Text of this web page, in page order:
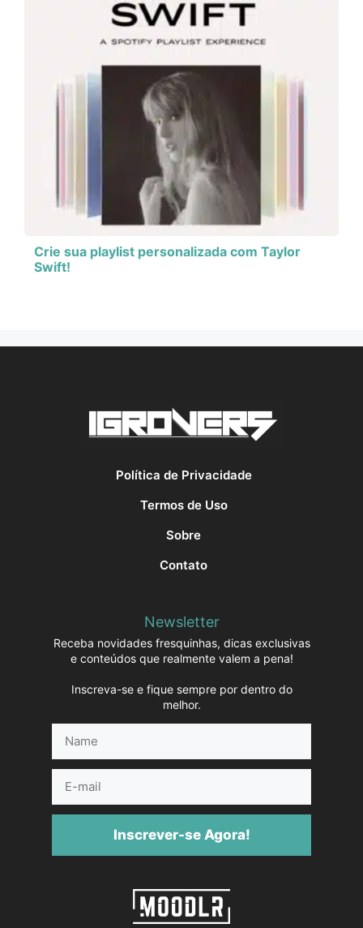
Crie sua playlist personalizada com Taylor
Swift!
Política de Privacidade
Termos de Uso
Sobre
Contato
Newsletter
Receba novidades fresquinhas, dicas exclusivas
e conteúdos que realmente valem a pena!
Inscreva-se e fique sempre por dentro do
melhor.
mail
Inscrever-se Agora!